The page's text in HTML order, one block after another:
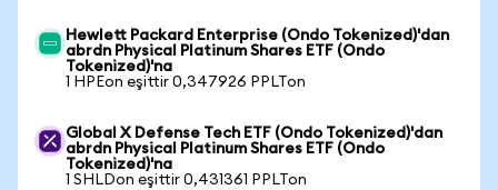
Hewlett Packard Enterprise (Ondo Tokenized)'dan
abrdn Physical Platinum Shares ETF (Ondo
Tokenized)'na
1 HPEon eşittir 0,347926 PPLTon
Global X Defense Tech ETF (Ondo Tokenized)'dan
abrdn Physical Platinum Shares ETF (Ondo
Tokenized)'na
1 SHLDon eşittir 0,431361 PPLTon